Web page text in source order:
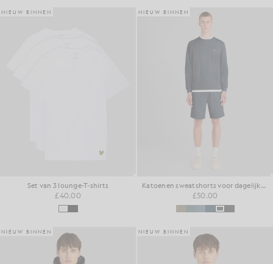
NIEUW BINNEN
Set van 3 lounge-T-shirts
£40.00
NIEUW BINNEN
Katoenen sweatshorts voor dagelijks gebruik
£50.00
NIEUW BINNEN NIEUW BINNEN